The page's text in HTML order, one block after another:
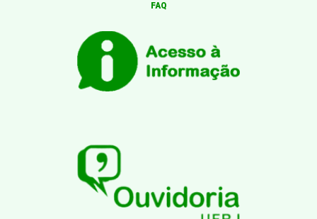
FAQ
Desenvolvido por: